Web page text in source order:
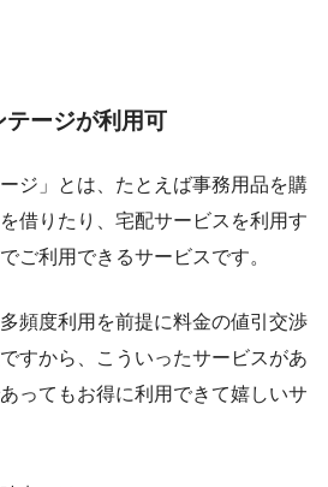
テージが利用可
ジ」とは、たとえば事務用品を購
借りたり、宅配サービスを利用す
ご利用できるサービスです。
頻度利用を前提に料金の値引交渉
すから、こういったサービスがあ
ってもお得に利用できて嬉しいサ